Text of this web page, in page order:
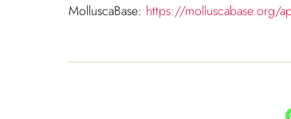
MolluscaBase: https://molluscabase.org/